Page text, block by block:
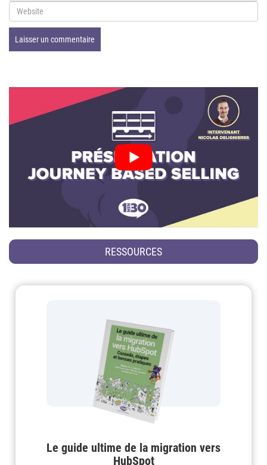
RESSOURCES
Le guide ultime de la migration vers
HubSpot